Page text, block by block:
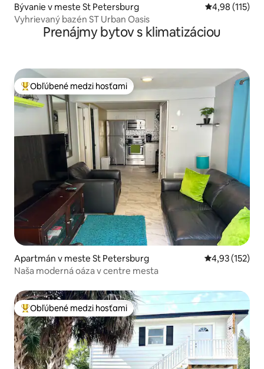
Bývanie v meste St Petersburg Priemerné
4,98 (115)
Vyhrievaný bazén ST Urban Oasis
Prenájmy bytov s klimatizáciou
Najobľúbenejšie medzi hosťami
Obľúbené medzi hosťami
Apartmán v meste St Petersburg Priemerné
4,93 (152)
Naša moderná oáza v centre mesta
Najobľúbenejšie medzi hosťami
Obľúbené medzi hosťami